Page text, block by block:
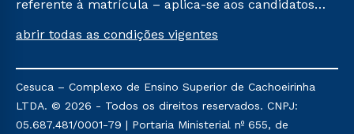
referente à matrícula – aplica-se aos candidatos
na prova on-line ou agendada, que ofertam bolsas
semestre de 2023, que ainda não tenham efetivado
e/ou não tenham cancelado ou trancado sua
matrícula em uma das Instituições da Cruzeiro do
abrir todas as condições vigentes
Cesuca – Complexo de Ensino Superior de Cachoeirinha
LTDA. © 2026 - Todos os direitos reservados. CNPJ:
05.687.481/0001-79 | Portaria Ministerial nº 655, de